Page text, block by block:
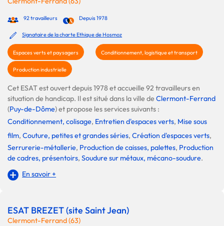
92 travailleurs Depuis 1978
Signataire de la charte Ethique de Hosmoz
Espaces verts et paysagers Conditionnement, logistique et transport
Production industrielle
Cet ESAT est ouvert depuis 1978 et accueille 92 travailleurs en
situation de handicap. Il est situé dans la ville deClermont-Ferrand
(Puy-de-Dôme) et propose les services suivants :
Conditionnement, colisage, Entretien d'espaces verts, Mise sous
film, Couture, petites et grandes séries, Création d'espaces verts,
Serrurerie-métallerie, Production de caisses, palettes, Production
de cadres, présentoirs, Soudure sur métaux, mécano-soudure.
En savoir +
ESAT BREZET (site Saint Jean)
Clermont-Ferrand (63)